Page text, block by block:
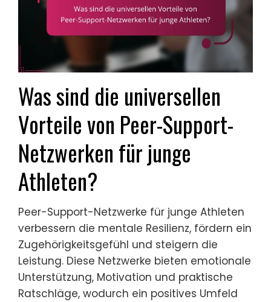
Was sind die universellen
Vorteile von Peer-Support-
Netzwerken für junge
Athleten?
Peer-Support-Netzwerke für junge Athleten
verbessern die mentale Resilienz, fördern ein
Zugehörigkeitsgefühl und steigern die
Leistung. Diese Netzwerke bieten emotionale
Unterstützung, Motivation und praktische
Ratschläge, wodurch ein positives Umfeld